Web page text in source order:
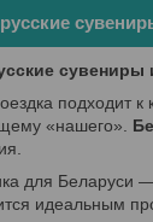
сувениры
подходит
«нашего».
для Беларуси —
идеальным